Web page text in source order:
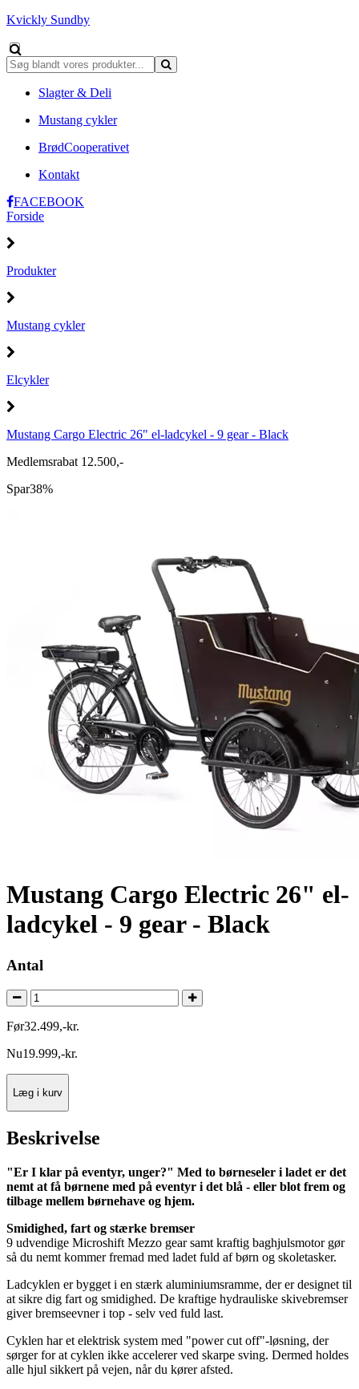
Kvickly Sundby
Slagter & Deli
Mustang cykler
BrødCooperativet
Kontakt
FACEBOOK
Forside
Produkter
Mustang cykler
Elcykler
Mustang Cargo Electric 26" el-ladcykel - 9 gear - Black
Medlemsrabat 12.500,-
Spar38%
Mustang Cargo Electric 26" el-
ladcykel - 9 gear - Black
Antal
Før32.499,-kr.
Nu19.999,-kr.
Læg i kurv
Beskrivelse
"Er I klar på eventyr, unger?" Med to børneseler i ladet er det
nemt at få børnene med på eventyr i det blå - eller blot frem og
tilbage mellem børnehave og hjem.
Smidighed, fart og stærke bremser
9 udvendige Microshift Mezzo gear samt kraftig baghjulsmotor gør
så du nemt kommer fremad med ladet fuld af børn og skoletasker.
Ladcyklen er bygget i en stærk aluminiumsramme, der er designet til
at sikre dig fart og smidighed. De kraftige hydrauliske skivebremser
giver bremseevner i top - selv ved fuld last.
Cyklen har et elektrisk system med "power cut off"-løsning, der
sørger for at cyklen ikke accelerer ved skarpe sving. Dermed holdes
alle hjul sikkert på vejen, når du kører afsted.